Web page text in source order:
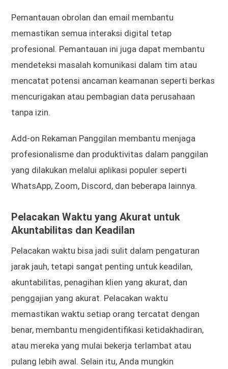
Pemantauan obrolan dan email membantu
memastikan semua interaksi digital tetap
profesional. Pemantauan ini juga dapat membantu
mendeteksi masalah komunikasi dalam tim atau
mencatat potensi ancaman keamanan seperti berkas
mencurigakan atau pembagian data perusahaan
tanpa izin.
Add-on Rekaman Panggilan membantu menjaga
profesionalisme dan produktivitas dalam panggilan
yang dilakukan melalui aplikasi populer seperti
WhatsApp, Zoom, Discord, dan beberapa lainnya.
Pelacakan Waktu yang Akurat untuk
Akuntabilitas dan Keadilan
Pelacakan waktu bisa jadi sulit dalam pengaturan
jarak jauh, tetapi sangat penting untuk keadilan,
akuntabilitas, penagihan klien yang akurat, dan
penggajian yang akurat. Pelacakan waktu
memastikan waktu setiap orang tercatat dengan
benar, membantu mengidentifikasi ketidakhadiran,
atau mereka yang mulai bekerja terlambat atau
pulang lebih awal. Selain itu, Anda mungkin